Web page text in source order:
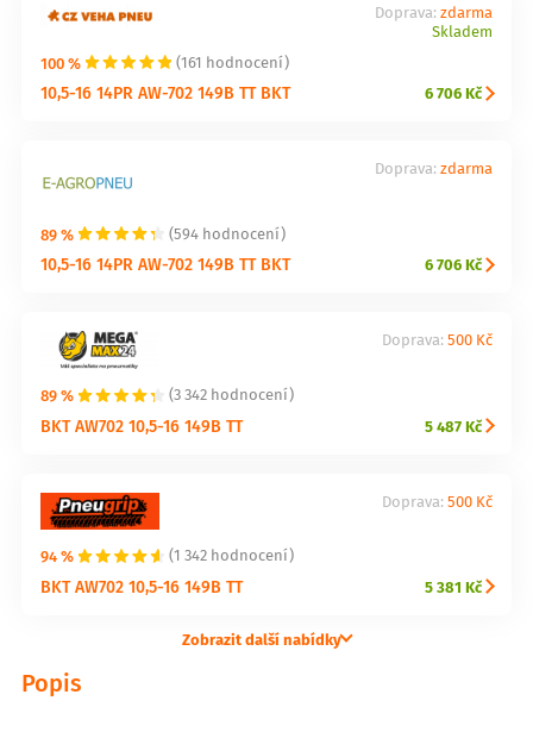
100 % (161 hodnocení)
10,5-16 14PR AW-702 149B TT BKT
Doprava: zdarma
Skladem
6 706 Kč
89 % (594 hodnocení)
10,5-16 14PR AW-702 149B TT BKT
Doprava: zdarma
6 706 Kč
89 % (3 342 hodnocení)
BKT AW702 10,5-16 149B TT
Doprava: 500 Kč
5 487 Kč
94 % (1 342 hodnocení)
BKT AW702 10,5-16 149B TT
Doprava: 500 Kč
5 381 Kč
Zobrazit další nabídky
Popis